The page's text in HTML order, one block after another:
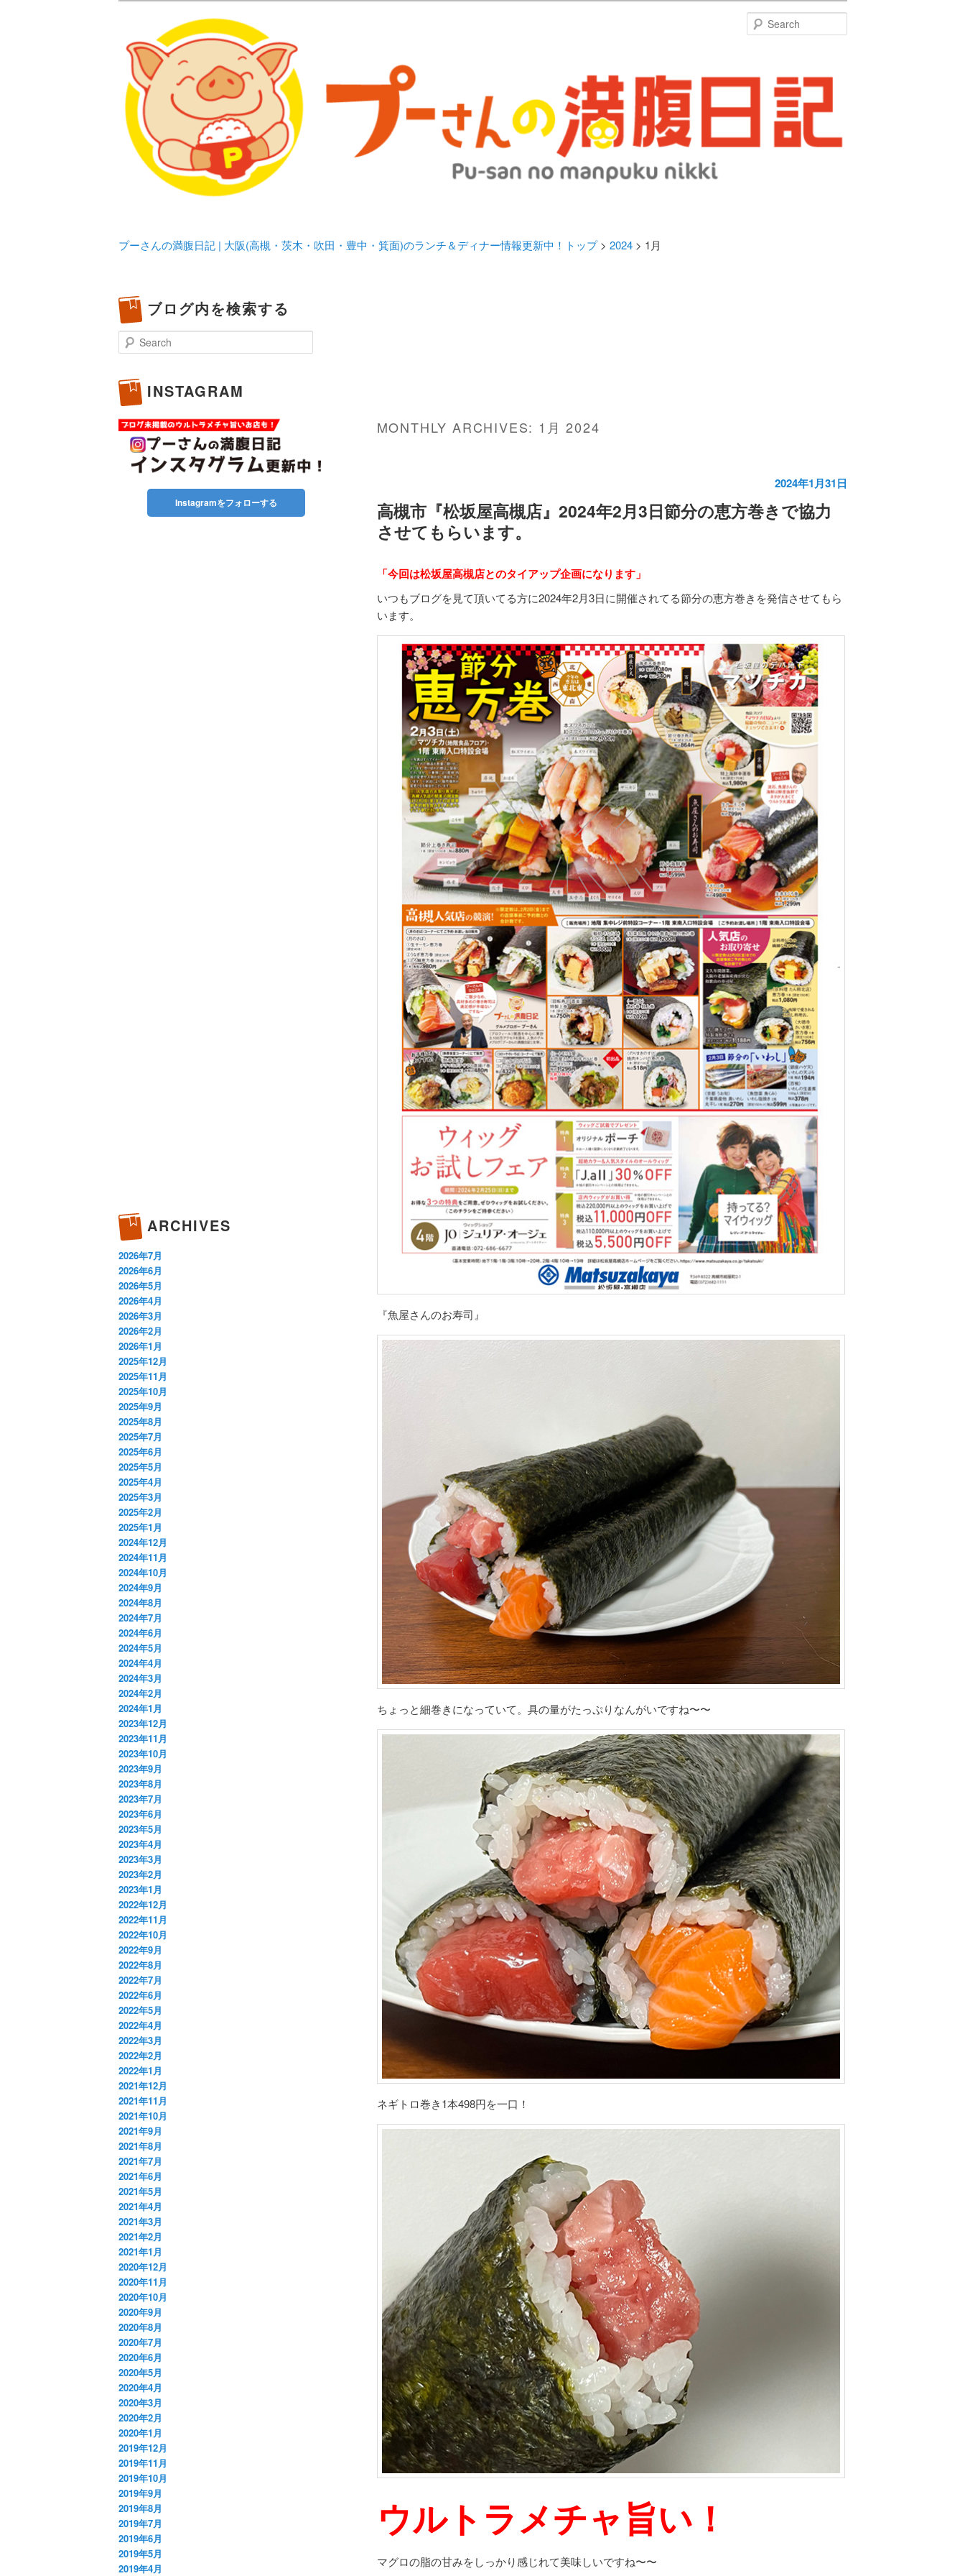
プーさんの満腹日記 | 大阪(高槻・茨木・吹田・
豊中・箕面)のランチ＆ディナー情報更新中！
化してます。
プーさんの満腹日記 | 大阪(高槻・茨木・吹田・豊中・箕面)のランチ＆ディナー情報更新中！トップ> 2024> 1月
MONTHLY ARCHIVES: 1月 2024
2024年1月31日
高槻市『松坂屋高槻店』2024年2月3日節分の恵方巻きで協力
させてもらいます。
「今回は松坂屋高槻店とのタイアップ企画になります」
いつもブログを見て頂いてる方に2024年2月3日に開催されてる節分の恵方巻きを発信させてもら
います。
『魚屋さんのお寿司』
ちょっと細巻きになっていて。具の量がたっぷりなんがいですね〜〜
ネギトロ巻き1本498円を一口！
ウルトラメチャ旨い！
マグロの脂の甘みをしっかり感じれて美味しいですね〜〜
ブログ内を検索する
Search
INSTAGRAM
Instagramをフォローする
ARCHIVES
2026年7月
2026年6月
2026年5月
2026年4月
2026年3月
2026年2月
2026年1月
2025年12月
2025年11月
2025年10月
2025年9月
2025年8月
2025年7月
2025年6月
2025年5月
2025年4月
2025年3月
2025年2月
2025年1月
2024年12月
2024年11月
2024年10月
2024年9月
2024年8月
2024年7月
2024年6月
2024年5月
2024年4月
2024年3月
2024年2月
2024年1月
2023年12月
2023年11月
2023年10月
2023年9月
2023年8月
2023年7月
2023年6月
2023年5月
2023年4月
2023年3月
2023年2月
2023年1月
2022年12月
2022年11月
2022年10月
2022年9月
2022年8月
2022年7月
2022年6月
2022年5月
2022年4月
2022年3月
2022年2月
2022年1月
2021年12月
2021年11月
2021年10月
2021年9月
2021年8月
2021年7月
2021年6月
2021年5月
2021年4月
2021年3月
2021年2月
2021年1月
2020年12月
2020年11月
2020年10月
2020年9月
2020年8月
2020年7月
2020年6月
2020年5月
2020年4月
2020年3月
2020年2月
2020年1月
2019年12月
2019年11月
2019年10月
2019年9月
2019年8月
2019年7月
2019年6月
2019年5月
2019年4月